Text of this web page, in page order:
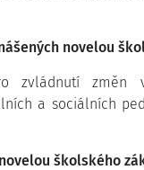
novelou
zvládnutí změn
a sociálních
školského